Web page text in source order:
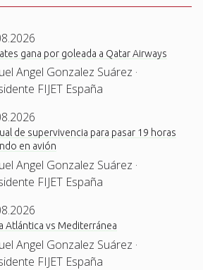
gana por goleada a Qatar Airways
Angel Gonzalez Suárez ·
FIJET España
de supervivencia para pasar 19 horas
en avión
Angel Gonzalez Suárez ·
FIJET España
Atlántica vs Mediterránea
Angel Gonzalez Suárez ·
FIJET España